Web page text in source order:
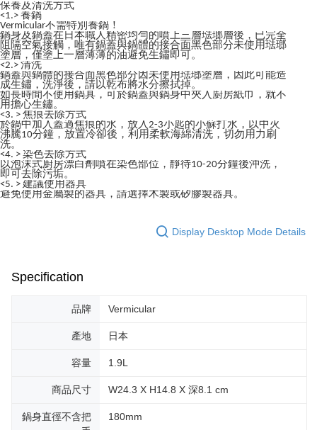
保養及清洗方式
<1.> 養鍋
Vermicular不需特別養鍋！
鍋身及鍋蓋在日本職人精密均勻的噴上三層琺瑯層後，已完全
阻隔空氣接觸，唯有鍋蓋與鍋體的接合面黑色部分未使用琺瑯
塗層，僅塗上一層薄薄的油避免生鏽即可。
<2.> 清洗
鍋蓋與鍋體的接合面黑色部分因未使用琺瑯塗層，因此可能造
成生鏽，洗淨後，請以乾布將水分擦拭掉。
如長時間不使用鍋具，可於鍋蓋與鍋身中夾入廚房紙巾，就不
用擔心生鏽。
<3. > 焦痕去除方式
於鍋中加入蓋過焦痕的水，放入2-3小匙的小蘇打水，以中火
沸騰10分鐘，放置冷卻後，利用柔軟海綿清洗，切勿用力刷
洗。
<4. > 染色去除方式
以泡沫式廚房漂白劑噴在染色部位，靜待10-20分鐘後沖洗，
即可去除污垢。
<5. > 建議使用器具
避免使用金屬製的器具，請選擇木製或矽膠製器具。
Display Desktop Mode Details
Specification
品牌 Vermicular
產地 日本
容量 1.9L
商品尺寸 W24.3 X H14.8 X 深8.1 cm
鍋身直徑不含把
180mm